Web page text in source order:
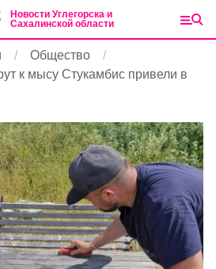
Новости Углегорска и
Сахалинской области
Общество
к мысу Стукамбис привели в